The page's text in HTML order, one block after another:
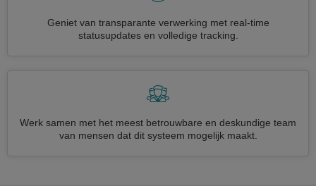
Geniet van transparante verwerking met real-time
statusupdates en volledige tracking.
Werk samen met het meest betrouwbare en deskundige team
van mensen dat dit systeem mogelijk maakt.